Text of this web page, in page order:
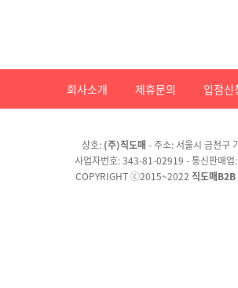
회사소개 제휴문의 입점신
상호: (주)직도매 - 주소: 서울시 금천구
사업자번호: 343-81-02919 - 통신판매
COPYRIGHT ⓒ2015~2022 직도매B2B